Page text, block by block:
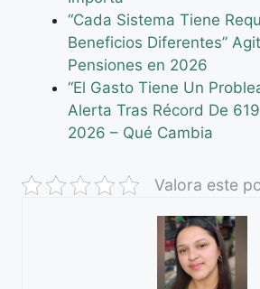
“Cada Sistema Tiene
Beneficios Diferentes”
Pensiones en 2026
“El Gasto Tiene Un
Alerta Tras Récord De
2026 – Qué Cambia
Valora este